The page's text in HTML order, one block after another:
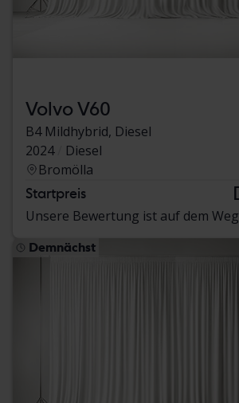
Volvo V60
B4 Mildhybrid, Diesel
2024
Diesel
Bromölla
Startpreis
Unsere Bewertung ist auf dem Weg
Demnächst